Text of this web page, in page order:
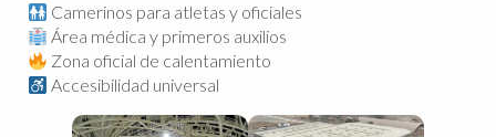
Camerinos para atletas y oficiales
Área médica y primeros auxilios
Zona oficial de calentamiento
Accesibilidad universal